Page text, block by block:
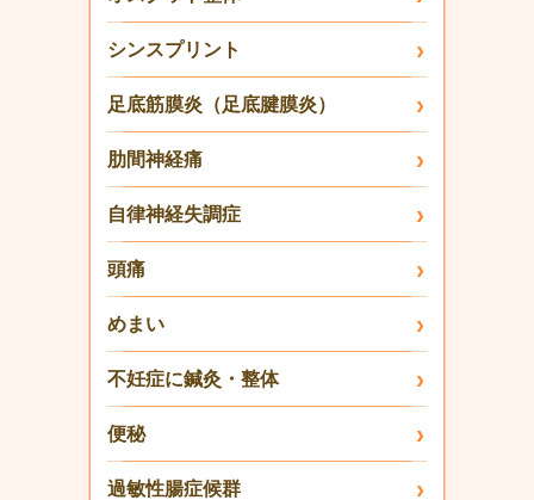
シンスプリント
足底筋膜炎（足底腱膜炎）
肋間神経痛
自律神経失調症
頭痛
めまい
不妊症に鍼灸・整体
便秘
過敏性腸症候群